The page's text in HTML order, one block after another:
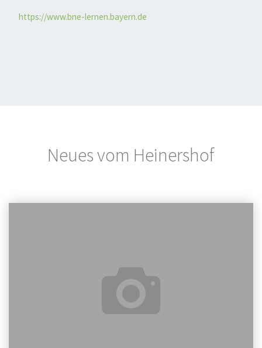
https://www.bne-lernen.bayern.de
Neues vom Heinershof